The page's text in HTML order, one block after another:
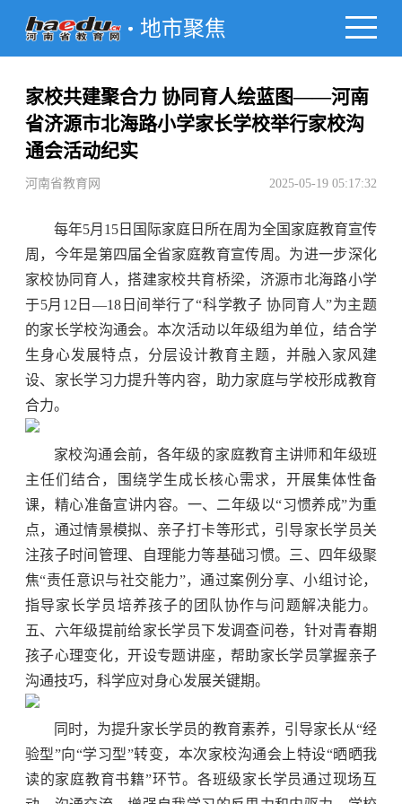
地市聚焦
家校共建聚合力 协同育人绘蓝图——河南
省济源市北海路小学家长学校举行家校沟
通会活动纪实
河南省教育网 2025-05-19 05:17:32
每年5月15日国际家庭日所在周为全国家庭教育宣传
周，今年是第四届全省家庭教育宣传周。 为进一步深化
家校协同育人，搭建家校共育桥梁， 济源市北海路小学
于5月12日—18日 间举行了“科学教子 协同育人”为主题
的家长学校沟通会。本次活动以年级组为单位，结合学
生身心发展特点，分层设计教育主题，并融入家风建
设、家长学习力提升等内容，助力家庭与学校形成教育
合力。
家校沟通会前， 各年级的家庭教育主讲师和年级班
主任们结合，
围绕学生成长核心需求，开展集体性备
课，精心准备宣讲内容。一、二年级以“习惯养成”为重
点，通过情景模拟、亲子打卡等形式，引导家长学员关
注孩子时间管理、自理能力等基础习惯。
三、四年级聚
焦“责任意识与社交能力”，通过案例分享、小组讨论，
指导家长学员 培养孩子的团队协作与问题解决能力。
五、六年级提前给家长学员下发调查问卷， 针对青春期
孩子心理变化，开设专题讲座，帮助家长学员掌握亲子
沟通技巧，科学应对身心发展关键期。
同时， 为提升家长学员的教育素养， 引导家长从“经
验型”向“学习型”转变， 本次家校沟通会上特设“晒晒我
读的家庭教育书籍”环节。各班级家长学员通过现场互